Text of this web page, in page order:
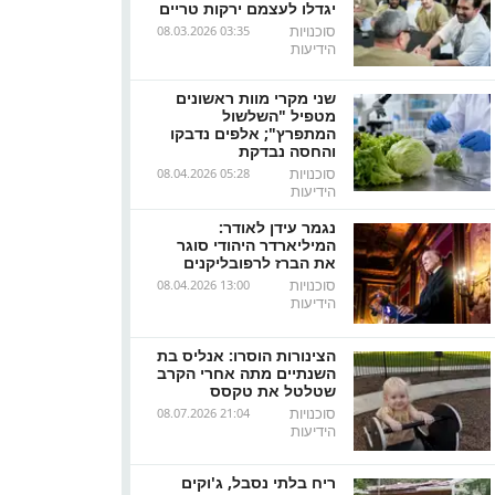
יגדלו לעצמם ירקות טריים
08.03.2026 03:35
סוכנויות
הידיעות
שני מקרי מוות ראשונים
מטפיל "השלשול
המתפרץ"; אלפים נדבקו
והחסה נבדקת
08.04.2026 05:28
סוכנויות
הידיעות
נגמר עידן לאודר:
המיליארדר היהודי סוגר
את הברז לרפובליקנים
08.04.2026 13:00
סוכנויות
הידיעות
הצינורות הוסרו: אנליס בת
השנתיים מתה אחרי הקרב
שטלטל את טקסס
08.07.2026 21:04
סוכנויות
הידיעות
ריח בלתי נסבל, ג'וקים